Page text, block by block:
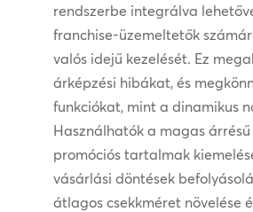
rendszerbe integrálva
franchise-üzemeltetők
valós idejű kezelését. Ez
árképzési hibákat, és
funkciókat, mint a dinamikus
Használhatók a magas
promóciós tartalmak
vásárlási döntések
átlagos csekkméret növelése